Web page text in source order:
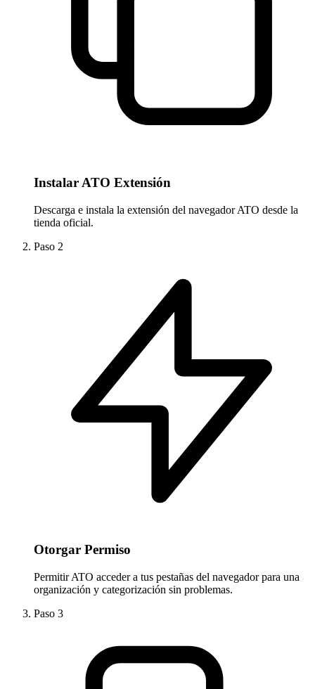
Instalar ATO Extensión
Descarga e instala la extensión del navegador ATO desde la
tienda oficial.
Paso 2
Otorgar Permiso
Permitir ATO acceder a tus pestañas del navegador para una
organización y categorización sin problemas.
Paso 3